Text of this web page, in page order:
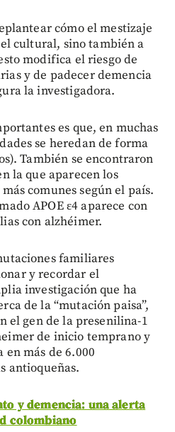
cómo el mestizaje
cultural, sino también a
modifica el riesgo de
y de padecer demencia
la investigadora.
es que, en muchas
se heredan de forma
También se encontraron
la que aparecen los
comunes según el país.
APOE ε4 aparece con
con alzhéimer.
familiares
y recordar el
investigación que ha
de la “mutación paisa”,
el gen de la presenilina-1
de inicio temprano y
más de 6.000
antioqueñas.
y demencia: una alerta
colombiano